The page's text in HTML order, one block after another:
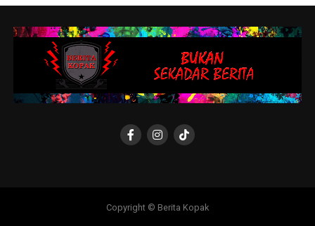
Copyright © Berita Kopak